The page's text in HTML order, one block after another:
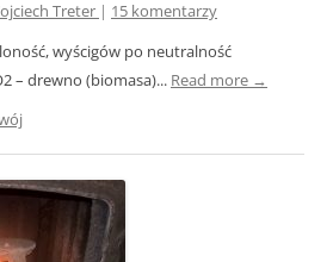
Treter | 15 komentarzy
wyścigów po neutralność
– drewno (biomasa)... Read more →